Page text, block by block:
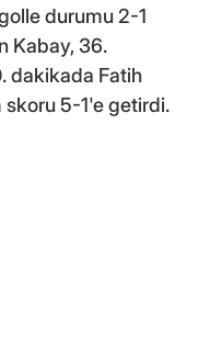
durumu 2-1
Kabay, 36.
dakikada Fatih
skoru 5-1'e getirdi.